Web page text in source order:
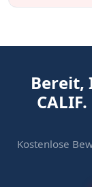
Bereit,
Kostenlose